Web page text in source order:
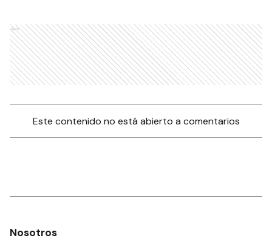
Ads
Este contenido no está abierto a comentarios
Nosotros